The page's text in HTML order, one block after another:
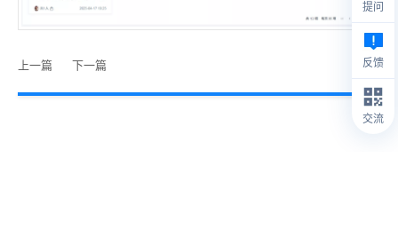
上一篇 下一篇
提问
反馈
交流